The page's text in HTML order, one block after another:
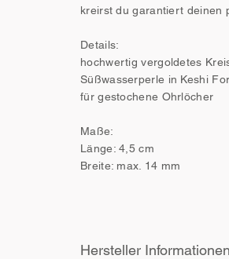
kreirst du garantiert deinen
Details:
hochwertig vergoldetes
Süßwasserperle in Keshi
für gestochene Ohrlöcher
Maße:
Länge: 4,5 cm
Breite: max. 14 mm
Hersteller Informationen